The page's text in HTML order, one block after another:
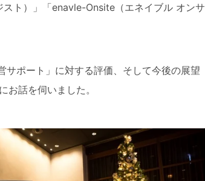
ト）」「enavle-Onsite（エネイブル オンサ
ポート」に対する評価、そして今後の展望
お話を伺いました。